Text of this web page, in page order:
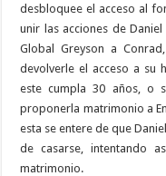
desbloquee el acceso al
unir las acciones de
Global Greyson a
devolverle el acceso a su
este cumpla 30 años, o
proponerla matrimonio a
esta se entere de que
de casarse, intentando
matrimonio.